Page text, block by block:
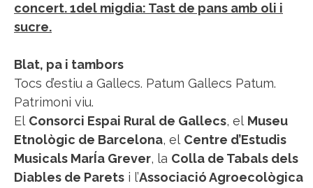
concert. 1del migdia: Tast de pans amb oli i
sucre.
Blat, pa i tambors
Tocs d’estiu a Gallecs. Patum Gallecs Patum.
Patrimoni viu.
El Consorci Espai Rural de Gallecs, el Museu
Etnològic de Barcelona, el Centre d’Estudis
Musicals MarÍa Grever, la Colla de Tabals dels
Diables de Parets i l’Associació Agroecològica